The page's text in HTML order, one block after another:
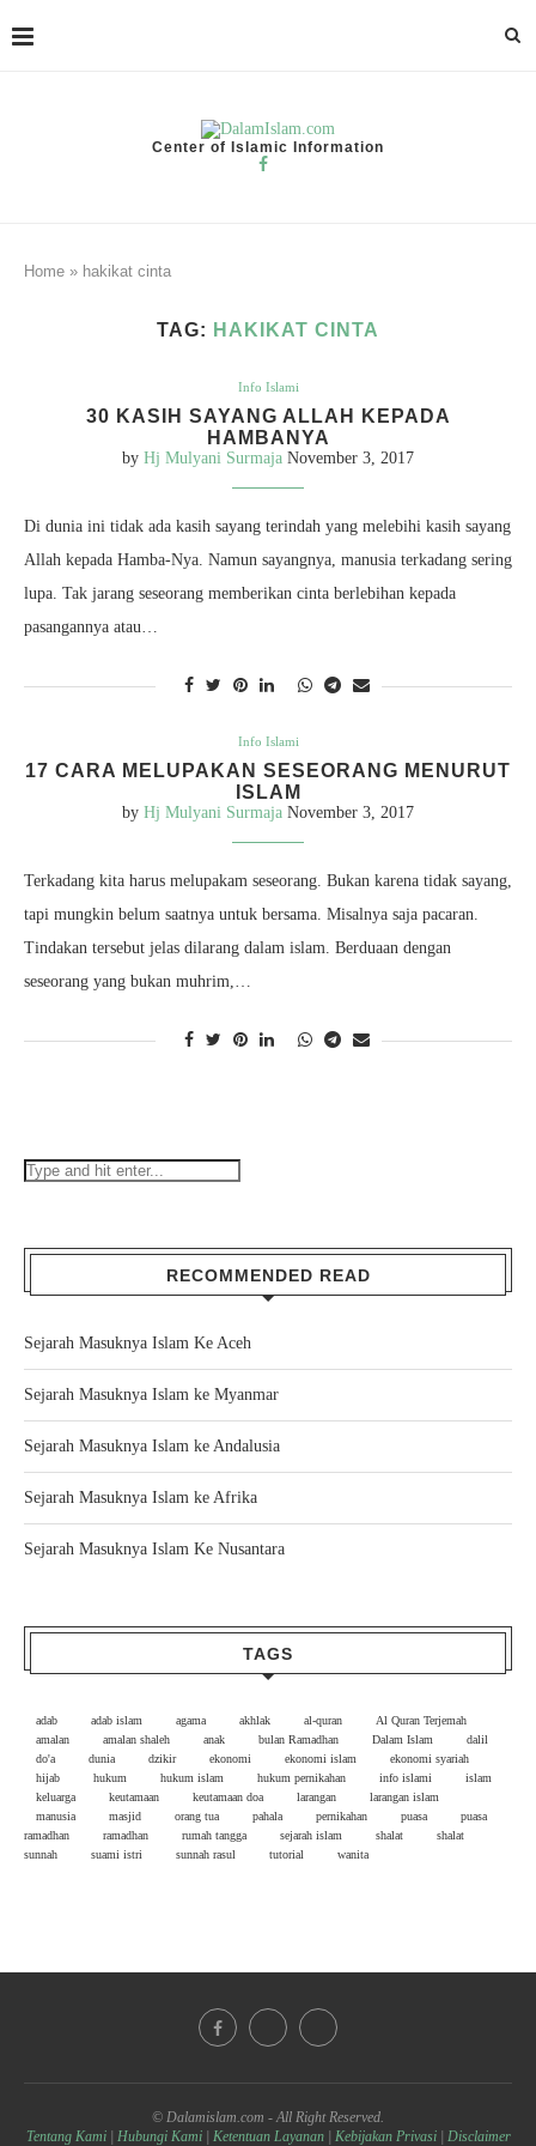
Center of Islamic Information
Home » hakikat cinta
TAG: HAKIKAT CINTA
Info Islami
30 KASIH SAYANG ALLAH KEPADA
HAMBANYA
by Hj Mulyani Surmaja November 3, 2017
Di dunia ini tidak ada kasih sayang terindah yang melebihi kasih sayang
Allah kepada Hamba-Nya. Namun sayangnya, manusia terkadang sering
lupa. Tak jarang seseorang memberikan cinta berlebihan kepada
pasangannya atau…
Info Islami
17 CARA MELUPAKAN SESEORANG MENURUT
ISLAM
by Hj Mulyani Surmaja November 3, 2017
Terkadang kita harus melupakam seseorang. Bukan karena tidak sayang,
tapi mungkin belum saatnya untuk bersama. Misalnya saja pacaran.
Tindakan tersebut jelas dilarang dalam islam. Berduaan dengan
seseorang yang bukan muhrim,…
RECOMMENDED READ
Sejarah Masuknya Islam Ke Aceh
Sejarah Masuknya Islam ke Myanmar
Sejarah Masuknya Islam ke Andalusia
Sejarah Masuknya Islam ke Afrika
Sejarah Masuknya Islam Ke Nusantara
TAGS
adab adab islam agama akhlak al-quran
Al Quran Terjemah
amalan
amalan shaleh anak bulan Ramadhan Dalam Islam
dalil
do'a
dunia dzikir ekonomi ekonomi islam
ekonomi syariah
hijab
hukum hukum islam hukum pernikahan info islami
islam
keluarga
keutamaan keutamaan doa larangan
larangan islam
manusia
masjid orang tua pahala pernikahan puasa
puasa
ramadhan
ramadhan rumah tangga sejarah islam shalat
shalat
sunnah
suami istri sunnah rasul tutorial wanita
© Dalamislam.com - All Right Reserved.
Tentang Kami
Hubungi Kami| Ketentuan Layanan| Kebijakan Privasi| Disclaimer